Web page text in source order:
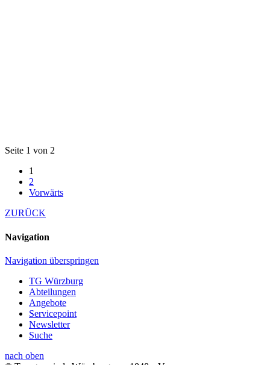
Seite 1 von 2
1
2
Vorwärts
ZURÜCK
Navigation
Navigation überspringen
TG Würzburg
Abteilungen
Angebote
Servicepoint
Newsletter
Suche
nach oben